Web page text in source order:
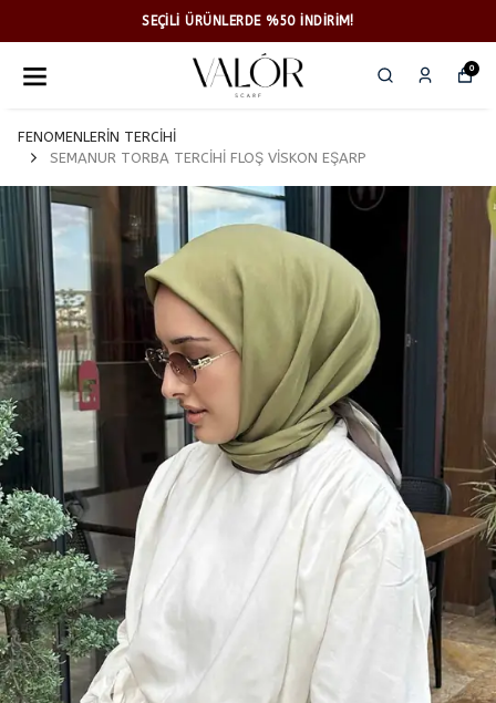
SEÇİLİ ÜRÜNLERDE %50 İNDİRİM!
0
FENOMENLERİN TERCİHİ
SEMANUR TORBA TERCİHİ FLOŞ VİSKON EŞARP